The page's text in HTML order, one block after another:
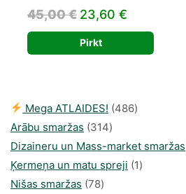
45,00€ Original
price
was:
23,60 €
price
is:
Pirkt
Mega ATLAIDES! 486486
Arābu smaržas 314314
produkti
Dizaineru un Mass-market smaržas
Ķermeņa un matu spreji 11
Nišas smaržas 7878